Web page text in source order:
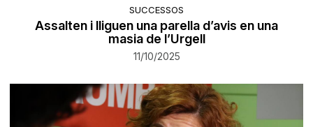
SUCCESSOS
Assalten i lliguen una parella d’avis en una
masia de l’Urgell
11/10/2025